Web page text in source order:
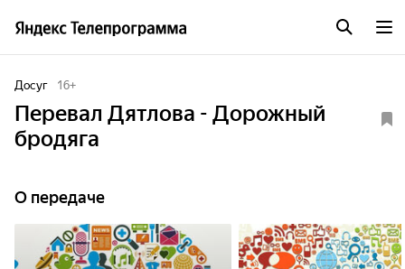
Досуг 16+
Перевал Дятлова - Дорожный
бродяга
О передаче